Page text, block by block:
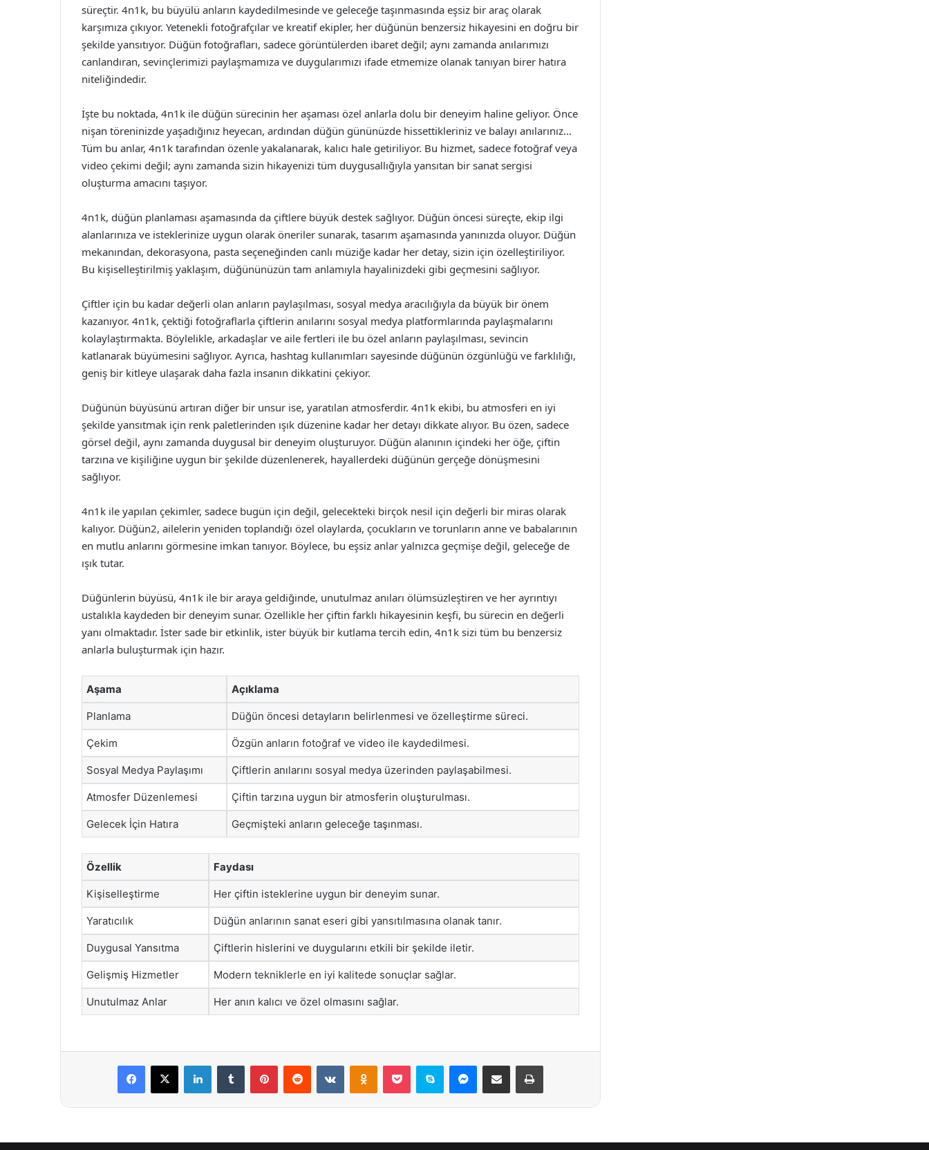
süreçtir. 4n1k, bu büyülü anların kaydedilmesinde ve geleceğe taşınmasında eşsiz bir araç olarak
karşımıza çıkıyor. Yetenekli fotoğrafçılar ve kreatif ekipler, her düğünün benzersiz hikayesini en doğru bir
şekilde yansıtıyor. Düğün fotoğrafları, sadece görüntülerden ibaret değil; aynı zamanda anılarımızı
canlandıran, sevinçlerimizi paylaşmamıza ve duygularımızı ifade etmemize olanak tanıyan birer hatıra
niteliğindedir.
İşte bu noktada, 4n1k ile düğün sürecinin her aşaması özel anlarla dolu bir deneyim haline geliyor. Önce
nişan töreninizde yaşadığınız heyecan, ardından düğün gününüzde hissettikleriniz ve balayı anılarınız…
Tüm bu anlar, 4n1k tarafından özenle yakalanarak, kalıcı hale getiriliyor. Bu hizmet, sadece fotoğraf veya
video çekimi değil; aynı zamanda sizin hikayenizi tüm duygusallığıyla yansıtan bir sanat sergisi
oluşturma amacını taşıyor.
4n1k, düğün planlaması aşamasında da çiftlere büyük destek sağlıyor. Düğün öncesi süreçte, ekip ilgi
alanlarınıza ve isteklerinize uygun olarak öneriler sunarak, tasarım aşamasında yanınızda oluyor. Düğün
mekanından, dekorasyona, pasta seçeneğinden canlı müziğe kadar her detay, sizin için özelleştiriliyor.
Bu kişiselleştirilmiş yaklaşım, düğününüzün tam anlamıyla hayalinizdeki gibi geçmesini sağlıyor.
Çiftler için bu kadar değerli olan anların paylaşılması, sosyal medya aracılığıyla da büyük bir önem
kazanıyor. 4n1k, çektiği fotoğraflarla çiftlerin anılarını sosyal medya platformlarında paylaşmalarını
kolaylaştırmakta. Böylelikle, arkadaşlar ve aile fertleri ile bu özel anların paylaşılması, sevincin
katlanarak büyümesini sağlıyor. Ayrıca, hashtag kullanımları sayesinde düğünün özgünlüğü ve farklılığı,
geniş bir kitleye ulaşarak daha fazla insanın dikkatini çekiyor.
Düğünün büyüsünü artıran diğer bir unsur ise, yaratılan atmosferdir. 4n1k ekibi, bu atmosferi en iyi
şekilde yansıtmak için renk paletlerinden ışık düzenine kadar her detayı dikkate alıyor. Bu özen, sadece
görsel değil, aynı zamanda duygusal bir deneyim oluşturuyor. Düğün alanının içindeki her öğe, çiftin
tarzına ve kişiliğine uygun bir şekilde düzenlenerek, hayallerdeki düğünün gerçeğe dönüşmesini
sağlıyor.
4n1k ile yapılan çekimler, sadece bugün için değil, gelecekteki birçok nesil için değerli bir miras olarak
kalıyor. Düğün2, ailelerin yeniden toplandığı özel olaylarda, çocukların ve torunların anne ve babalarının
en mutlu anlarını görmesine imkan tanıyor. Böylece, bu eşsiz anlar yalnızca geçmişe değil, geleceğe de
ışık tutar.
Düğünlerin büyüsü, 4n1k ile bir araya geldiğinde, unutulmaz anıları ölümsüzleştiren ve her ayrıntıyı
ustalıkla kaydeden bir deneyim sunar. Özellikle her çiftin farklı hikayesinin keşfi, bu sürecin en değerli
yanı olmaktadır. İster sade bir etkinlik, ister büyük bir kutlama tercih edin, 4n1k sizi tüm bu benzersiz
anlarla buluşturmak için hazır.
Aşama Açıklama
Planlama Düğün öncesi detayların belirlenmesi ve özelleştirme süreci.
Çekim Özgün anların fotoğraf ve video ile kaydedilmesi.
Sosyal Medya Paylaşımı Çiftlerin anılarını sosyal medya üzerinden paylaşabilmesi.
Atmosfer Düzenlemesi Çiftin tarzına uygun bir atmosferin oluşturulması.
Gelecek İçin Hatıra Geçmişteki anların geleceğe taşınması.
Özellik Faydası
Kişiselleştirme Her çiftin isteklerine uygun bir deneyim sunar.
Yaratıcılık Düğün anlarının sanat eseri gibi yansıtılmasına olanak tanır.
Duygusal Yansıtma Çiftlerin hislerini ve duygularını etkili bir şekilde iletir.
Gelişmiş Hizmetler Modern tekniklerle en iyi kalitede sonuçlar sağlar.
Unutulmaz Anlar Her anın kalıcı ve özel olmasını sağlar.
Facebook
X LinkedInTumblr PinterestReddit VKontakteOdnoklassniki
Pocket Skype Messenger
E-Posta ile paylaş Yazdır